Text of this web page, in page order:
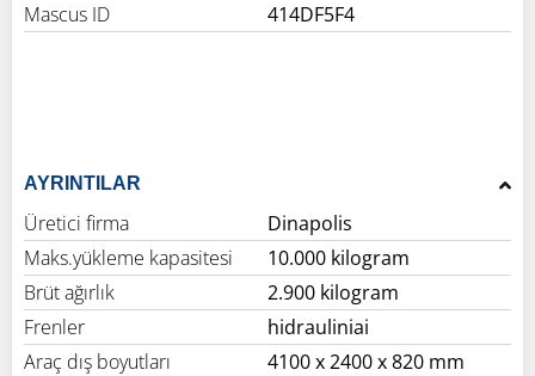
Mascus ID
414DF5F4
AYRINTILAR
Üretici firma
Dinapolis
Maks.yükleme kapasitesi
10.000 kilogram
Brüt ağırlık
2.900 kilogram
Frenler
hidrauliniai
Araç dış boyutları
4100 x 2400 x 820 mm